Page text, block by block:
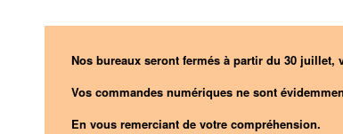
Nos bureaux seront fermés à partir du 30 juillet,
Vos commandes numériques ne sont
En vous remerciant de votre compréhension.